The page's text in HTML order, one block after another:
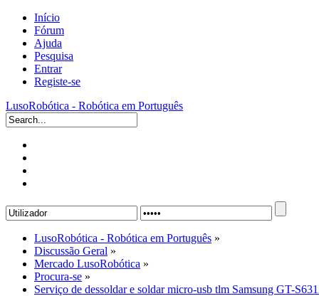
Início
Fórum
Ajuda
Pesquisa
Entrar
Registe-se
LusoRobótica - Robótica em Português
LusoRobótica - Robótica em Português »
Discussão Geral »
Mercado LusoRobótica »
Procura-se »
Serviço de dessoldar e soldar micro-usb tlm Samsung GT-